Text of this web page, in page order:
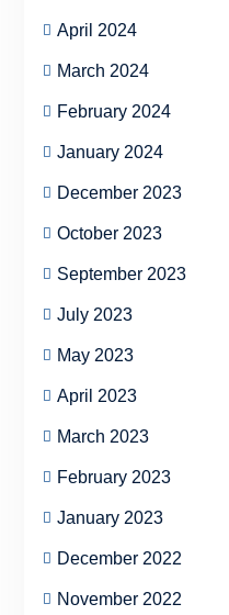
April 2024
March 2024
February 2024
January 2024
December 2023
October 2023
September 2023
July 2023
May 2023
April 2023
March 2023
February 2023
January 2023
December 2022
November 2022